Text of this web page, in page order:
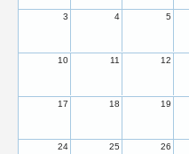
3 4 5
10 11 12
17 18 19
24 25 26